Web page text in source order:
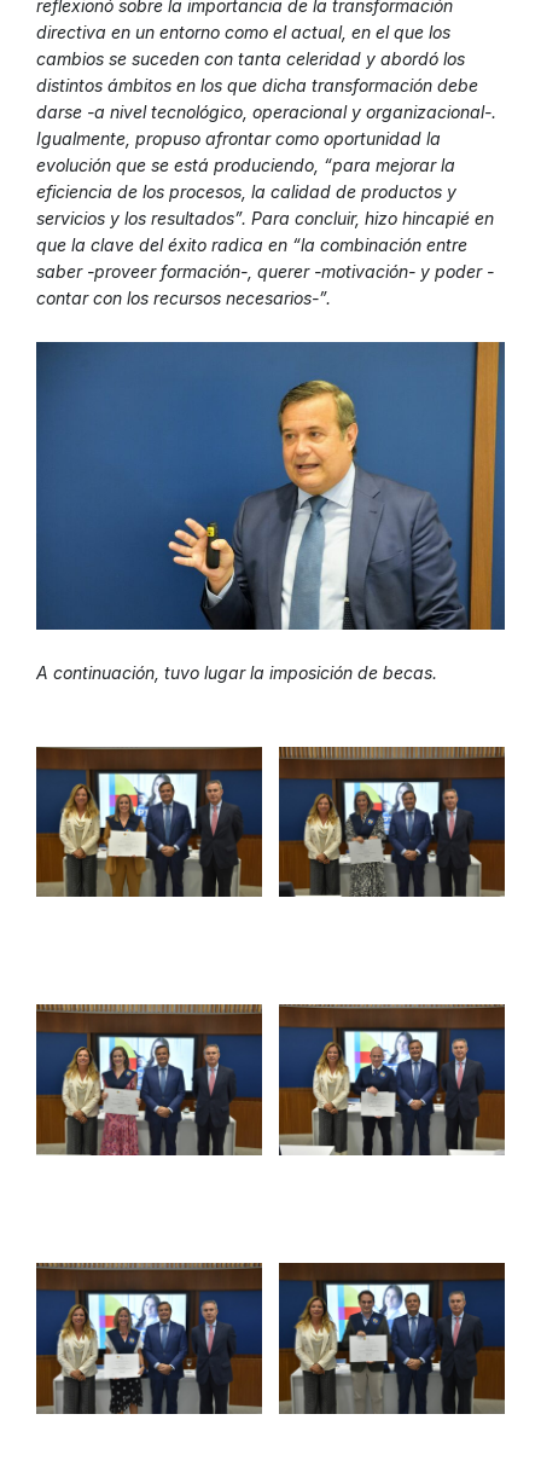
reflexionó sobre la importancia de la transformación
directiva en un entorno como el actual, en el que los
cambios se suceden con tanta celeridad y abordó los
distintos ámbitos en los que dicha transformación debe
darse -a nivel tecnológico, operacional y organizacional-.
Igualmente, propuso afrontar como oportunidad la
evolución que se está produciendo, “para mejorar la
eficiencia de los procesos, la calidad de productos y
servicios y los resultados”. Para concluir, hizo hincapié en
que la clave del éxito radica en “la combinación entre
saber -proveer formación-, querer -motivación- y poder -
contar con los recursos necesarios-”.
A continuación, tuvo lugar la imposición de becas.